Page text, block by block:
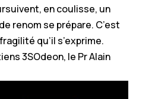
en coulisse, un
renom se prépare. C’est
qu’il s’exprime.
3SOdeon, le Pr Alain